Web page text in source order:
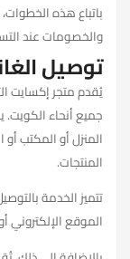
باتباع هذه
والخصومات عند
توصيل
يُقدم متجر إكسايت
جميع أنحاء الكويت.
المنزل أو المكتب أو
المنتجات.
تتميز الخدمة
الموقع الإلكتروني